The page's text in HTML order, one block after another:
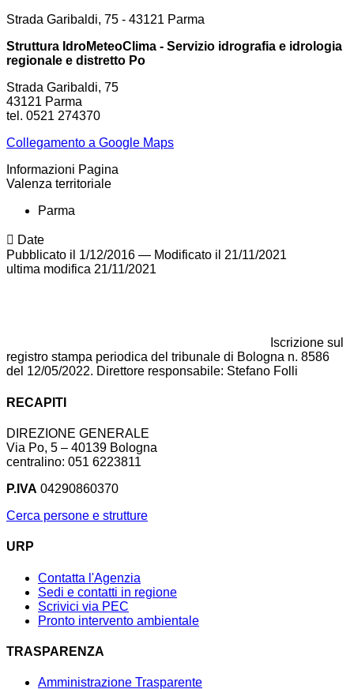
Strada Garibaldi, 75 - 43121 Parma
Struttura IdroMeteoClima - Servizio idrografia e idrologia
regionale e distretto Po
Strada Garibaldi, 75
43121 Parma
tel. 0521 274370
Collegamento a Google Maps
Informazioni Pagina
Valenza territoriale
Parma
Date
Pubblicato il 1/12/2016 — Modificato il 21/11/2021
ultima modifica 21/11/2021
Iscrizione sul
registro stampa periodica del tribunale di Bologna n. 8586
del 12/05/2022. Direttore responsabile: Stefano Folli
RECAPITI
DIREZIONE GENERALE
Via Po, 5 – 40139 Bologna
centralino: 051 6223811
P.IVA 04290860370
Cerca persone e strutture
URP
Contatta l'Agenzia
Sedi e contatti in regione
Scrivici via PEC
Pronto intervento ambientale
TRASPARENZA
Amministrazione Trasparente